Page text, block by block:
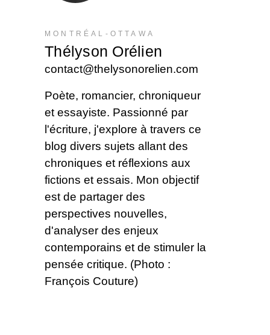
MONTRÉAL-OTTAWA
Thélyson Orélien
contact@thelysonorelien.com
Poète, romancier, chroniqueur
et essayiste. Passionné par
l'écriture, j'explore à travers ce
blog divers sujets allant des
chroniques et réflexions aux
fictions et essais. Mon objectif
est de partager des
perspectives nouvelles,
d'analyser des enjeux
contemporains et de stimuler la
pensée critique. (Photo :
François Couture)